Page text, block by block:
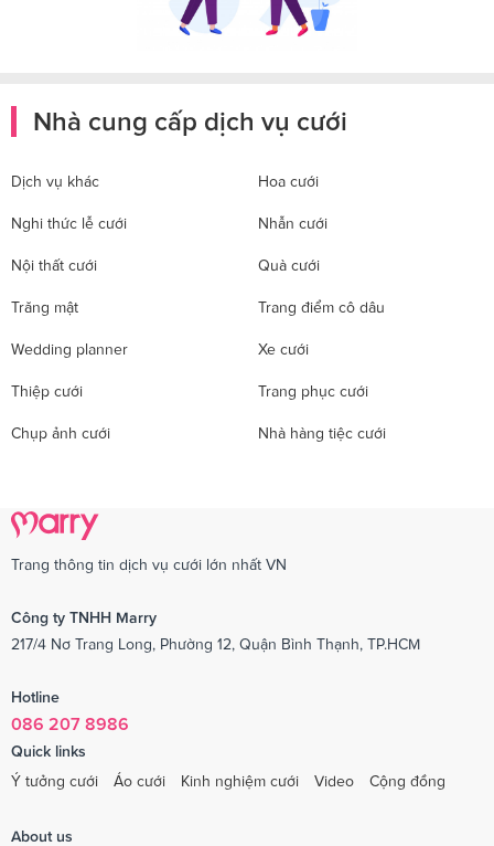
Nhà cung cấp dịch vụ cưới
Dịch vụ khác Hoa cưới
Nghi thức lễ cưới Nhẫn cưới
Nội thất cưới Quà cưới
Trăng mật Trang điểm cô dâu
Wedding planner Xe cưới
Thiệp cưới Trang phục cưới
Chụp ảnh cưới Nhà hàng tiệc cưới
Trang thông tin dịch vụ cưới lớn nhất VN
Công ty TNHH Marry
217/4 Nơ Trang Long, Phường 12, Quận Bình Thạnh, TP.HCM
Hotline
086 207 8986
Quick links
Ý tưởng cưới
Áo cưới Kinh nghiệm cưới Video Cộng đồng
About us